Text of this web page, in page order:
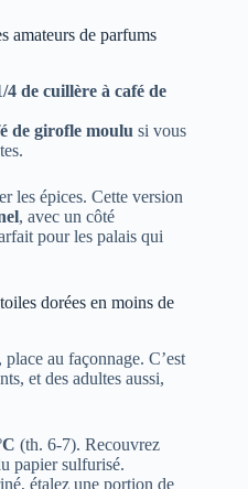
amateurs de parfums
4 de cuillère à café de
de girofle moulu si vous
les épices. Cette version
, avec un côté
pour les palais qui
dorées en moins de
au façonnage. C’est
et des adultes aussi,
(th. 6-7). Recouvrez
papier sulfurisé.
étalez une portion de